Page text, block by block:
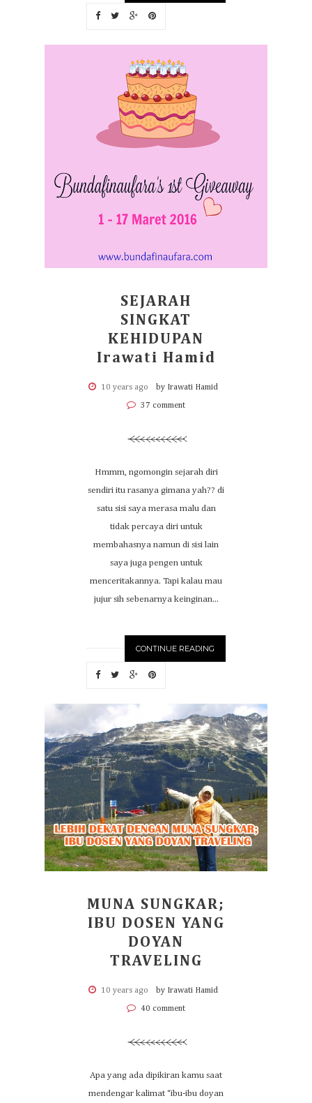
SEJARAH
SINGKAT
KEHIDUPAN
Irawati Hamid
10 years ago by Irawati Hamid
37 comment
Hmmm, ngomongin sejarah diri
sendiri itu rasanya gimana yah?? di
satu sisi saya merasa malu dan
tidak percaya diri untuk
membahasnya namun di sisi lain
saya juga pengen untuk
menceritakannya. Tapi kalau mau
jujur sih sebenarnya keinginan...
CONTINUE READING
MUNA SUNGKAR;
IBU DOSEN YANG
DOYAN
TRAVELING
10 years ago by Irawati Hamid
40 comment
Apa yang ada dipikiran kamu saat
mendengar kalimat “ibu-ibu doyan